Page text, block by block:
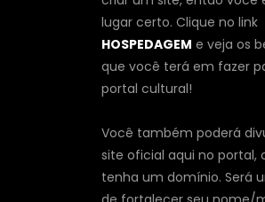
lugar certo. Clique no link
HOSPEDAGEM e veja os
que você terá em fazer
portal cultural!
Você também poderá
site oficial aqui no portal,
tenha um domínio. Será